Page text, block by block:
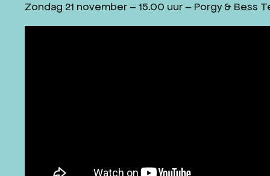
Zondag 21 november – 15.00 uur – Porgy & Bess